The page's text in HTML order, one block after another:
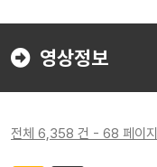
영상정보
전체 6,358 건 - 68 페이지